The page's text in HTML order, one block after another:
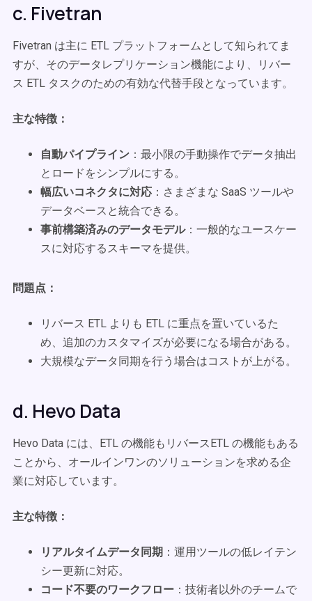
c. Fivetran
Fivetran は主に ETL プラットフォームとして知られてま
すが、そのデータレプリケーション機能により、リバー
ス ETL タスクのための有効な代替手段となっています。
主な特徴：
自動パイプライン ：最小限の手動操作でデータ抽出
とロードをシンプルにする。
幅広いコネクタに対応 ：さまざまな SaaS ツールや
データベースと統合できる。
事前構築済みのデータモデル：一般的なユースケー
スに対応するスキーマを提供。
問題点：
リバース ETL よりも ETL に重点を置いているた
め、追加のカスタマイズが必要になる場合がある。
大規模なデータ同期を行う場合はコストが上がる。
d. Hevo Data
Hevo Data には、ETL の機能もリバースETL の機能もある
ことから、オールインワンのソリューションを求める企
業に対応しています。
主な特徴：
リアルタイムデータ同期 ：運用ツールの低レイテン
シー更新に対応。
コード不要のワークフロー ：技術者以外のチームで